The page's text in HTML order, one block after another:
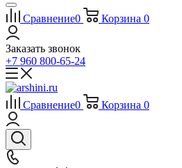
Сравнение0 Корзина 0
Заказать звонок
+7 960 800-65-24
Сравнение0 Корзина 0